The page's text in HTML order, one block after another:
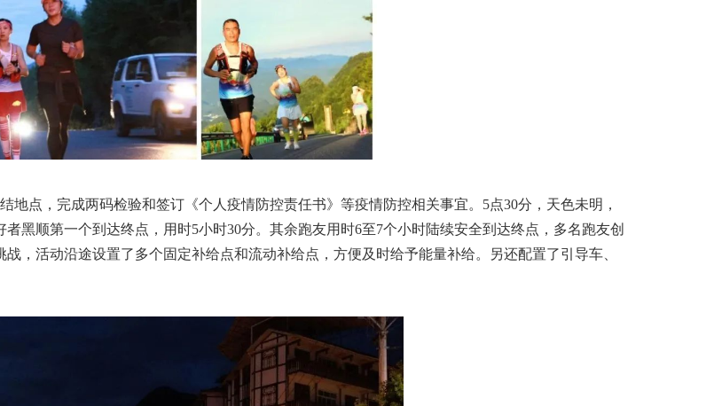
点，完成两码检验和签订《个人疫情防控责任书》等疫情防控相关事宜。5点30分，天色未明，
黑顺第一个到达终点，用时5小时30分。其余跑友用时6至7个小时陆续安全到达终点，多名跑友创
，活动沿途设置了多个固定补给点和流动补给点，方便及时给予能量补给。另还配置了引导车、